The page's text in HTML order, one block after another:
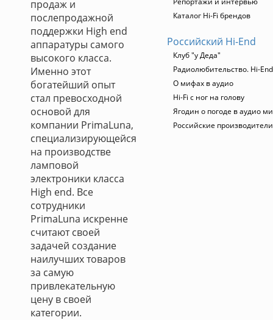
продаж и
послепродажной
поддержки High end
аппаратуры самого
высокого класса.
Именно этот
богатейший опыт
стал превосходной
основой для
компании PrimaLuna,
специализирующейся
на производстве
ламповой
электроники класса
High end. Все
сотрудники
PrimaLuna искренне
считают своей
задачей создание
наилучших товаров
за самую
привлекательную
цену в своей
категории.
Каталог Hi-Fi брендов
Российский Hi-End
Клуб "у Деда"
Радиолюбительство. Hi-
О мифах в аудио
Hi-Fi с ног на голову
Ягодин о погоде в аудио
Российские производители